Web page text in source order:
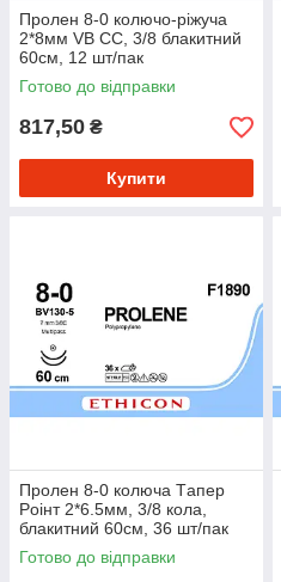
Пролен 8-0 колючо-ріжуча
2*8мм VB СС, 3/8 блакитний
60см, 12 шт/пак
Готово до відправки
817,50 ₴
Купити
Пролен 8-0 колюча Tапер
Pоінт 2*6.5мм, 3/8 кола,
блакитний 60см, 36 шт/пак
Готово до відправки